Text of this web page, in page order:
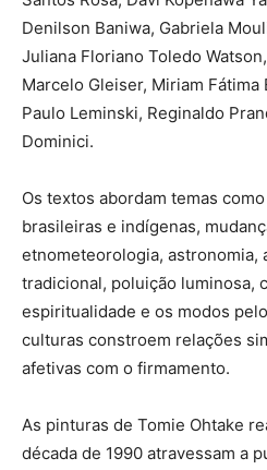
Denilson Baniwa, Gabriela
Juliana Floriano Toledo
Marcelo Gleiser, Miriam
Paulo Leminski, Reginaldo
Dominici.
Os textos abordam temas
brasileiras e indígenas,
etnometeorologia, astronomia,
tradicional, poluição luminosa,
espiritualidade e os modos
culturas constroem relações
afetivas com o firmamento.
As pinturas de Tomie Ohtake
década de 1990 atravessam a